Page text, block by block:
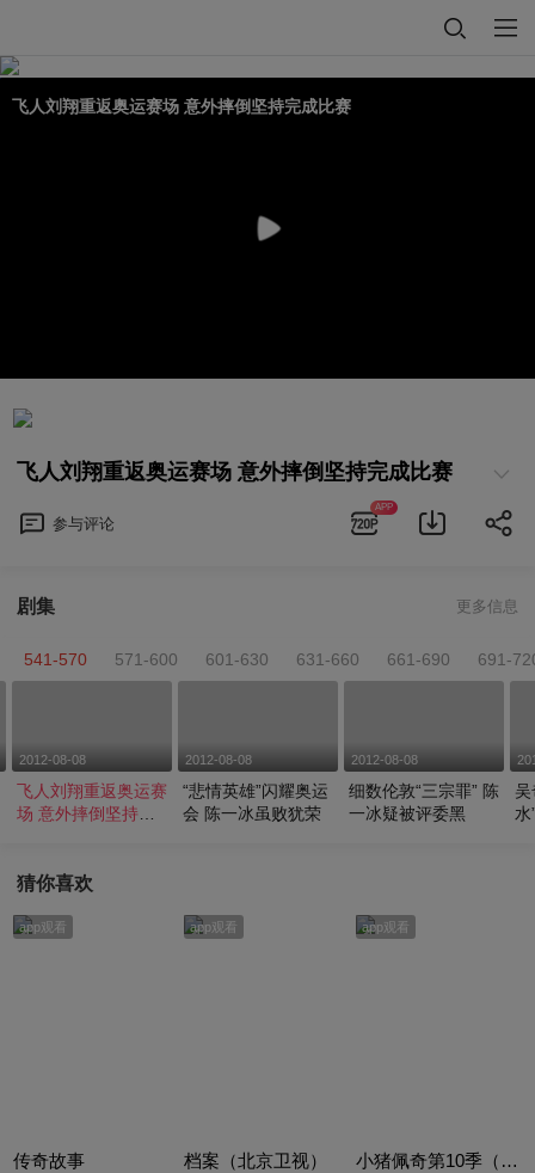
飞人刘翔重返奥运赛场 意外摔倒坚持完成比赛
飞人刘翔重返奥运赛场 意外摔倒坚持完成比赛
参与评论
APP
剧集 更多信息
541-570 571-600 601-630 631-660 661-690 691-
2012-08-08
飞人刘翔重返奥运赛
场 意外摔倒坚持完
2012-08-08
“悲情英雄”闪耀奥运
会 陈一冰虽败犹荣
2012-08-08
细数伦敦“三宗罪” 陈
一冰疑被评委黑
猜你喜欢
app观看
传奇故事
app观看
档案（北京卫视）
app观看
小猪佩奇第10季（Peppa Pig Season 10）（中文版） 有声音频